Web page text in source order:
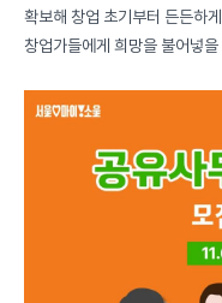
확보해 창업 초기부터 든든하게 첫걸음을 내딛을 수 있는 중장년